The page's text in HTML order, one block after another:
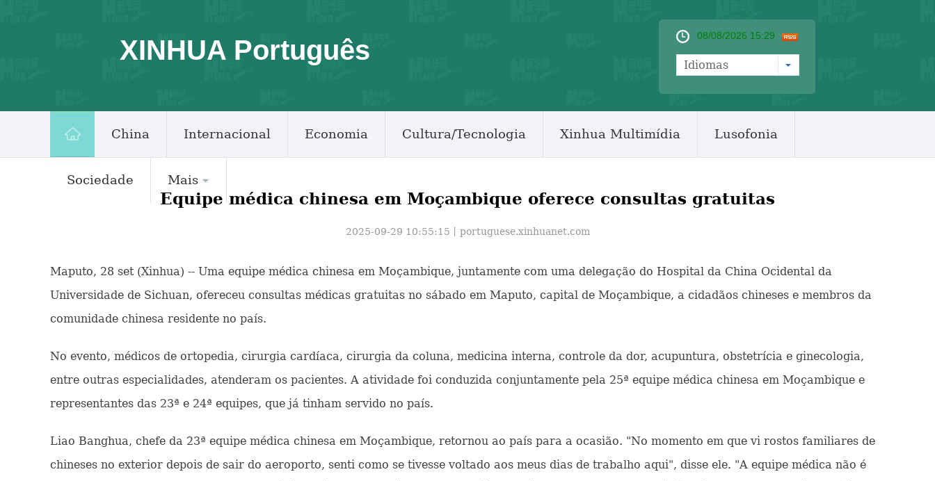
XINHUA Português 08/08/2026 15:29
Idiomas
China Internacional Economia Cultura/Tecnologia Xinhua Multimídia Lusofonia
Sociedade Mais
Equipe médica chinesa em Moçambique oferece consultas gratuitas
2025-09-29 10:55:15丨 portuguese.xinhuanet.com
Maputo, 28 set (Xinhua) -- Uma equipe médica chinesa em Moçambique, juntamente com uma delegação do Hospital da China Ocidental da
Universidade de Sichuan, ofereceu consultas médicas gratuitas no sábado em Maputo, capital de Moçambique, a cidadãos chineses e membros da
comunidade chinesa residente no país.
No evento, médicos de ortopedia, cirurgia cardíaca, cirurgia da coluna, medicina interna, controle da dor, acupuntura, obstetrícia e ginecologia,
entre outras especialidades, atenderam os pacientes. A atividade foi conduzida conjuntamente pela 25ª equipe médica chinesa em Moçambique e
representantes das 23ª e 24ª equipes, que já tinham servido no país.
Liao Banghua, chefe da 23ª equipe médica chinesa em Moçambique, retornou ao país para a ocasião. "No momento em que vi rostos familiares de
chineses no exterior depois de sair do aeroporto, senti como se tivesse voltado aos meus dias de trabalho aqui", disse ele. "A equipe médica não é